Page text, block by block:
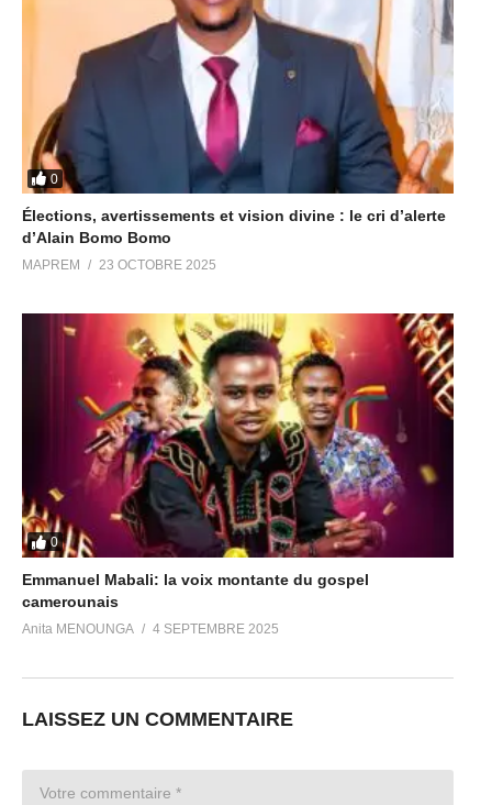
0
Élections, avertissements et vision divine : le cri d’alerte
d’Alain Bomo Bomo
MAPREM 23 OCTOBRE 2025
0
Emmanuel Mabali: la voix montante du gospel
camerounais
Anita MENOUNGA 4 SEPTEMBRE 2025
LAISSEZ UN COMMENTAIRE